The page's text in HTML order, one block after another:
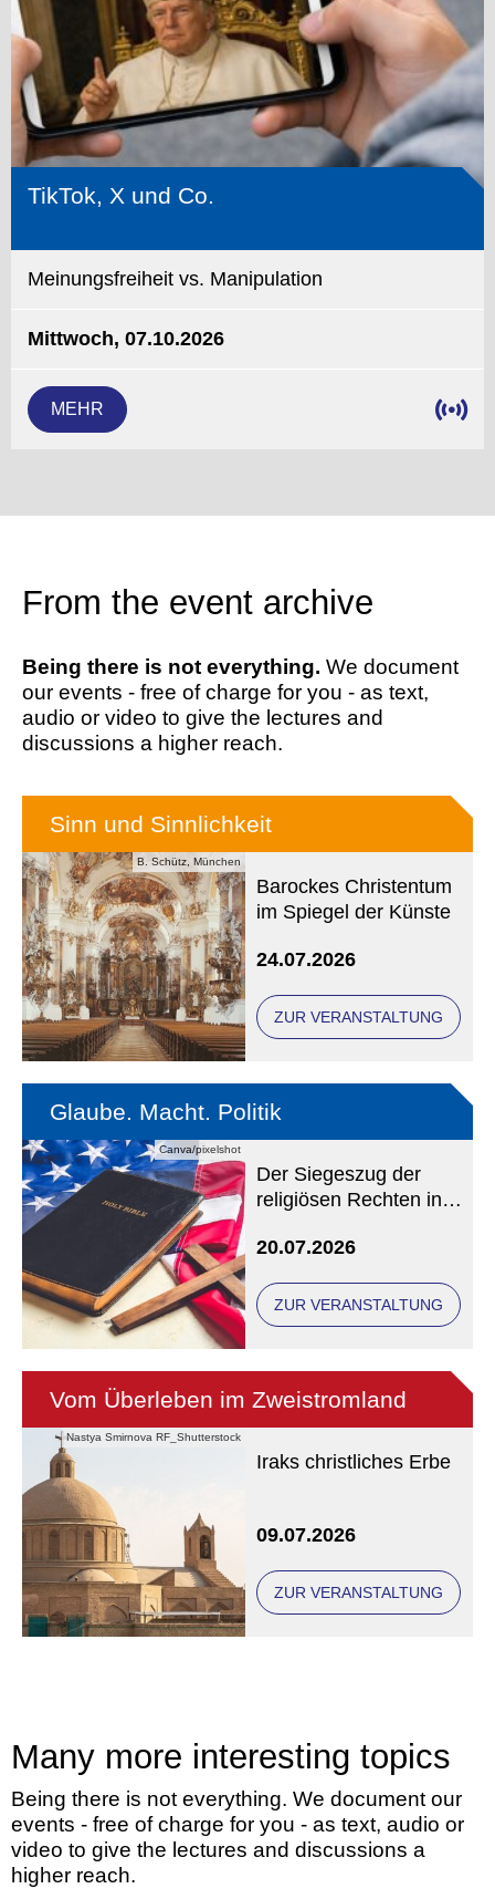
TikTok, X und Co.
Meinungsfreiheit vs. Manipulation
Mittwoch, 07.10.2026
MEHR
From the event archive
Being there is not everything. We document
our events - free of charge for you - as text,
audio or video to give the lectures and
discussions a higher reach.
B. Schütz, München
Sinn und Sinnlichkeit
Barockes Christentum
im Spiegel der Künste
24.07.2026
ZUR VERANSTALTUNG
Canva/pixelshot
Glaube. Macht. Politik
Der Siegeszug der
religiösen Rechten in
20.07.2026
ZUR VERANSTALTUNG
Nastya Smirnova RF_Shutterstock
Vom Überleben im Zweistromland
Iraks christliches Erbe
Freunde und Gönner
09.07.2026
ZUR VERANSTALTUNG
Many more interesting topics
Being there is not everything. We document our
events - free of charge for you - as text, audio or
video to give the lectures and discussions a
higher reach.